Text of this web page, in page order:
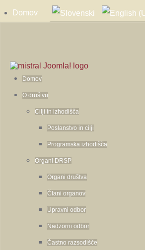
Domov
Domov
O društvu
Cilji in izhodišča
Poslanstvo in cilji
Programska izhodišča
Organi DRSP
Organi društva
Člani organov
Upravni odbor
Nadzorni odbor
Častno razsodišče